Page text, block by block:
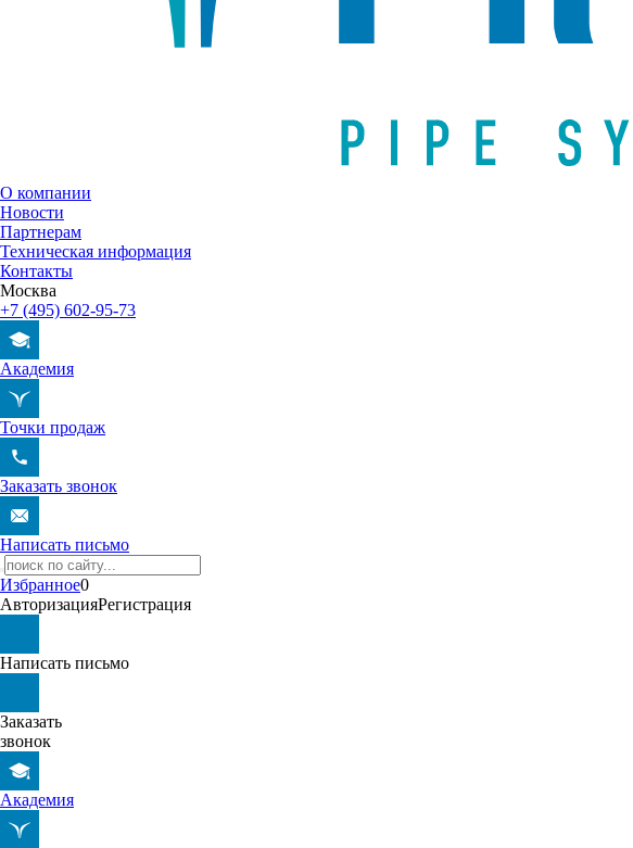
О компании
Новости
Партнерам
Техническая информация
Контакты
Москва
+7 (495) 602-95-73
Академия
Точки продаж
Заказать звонок
Написать письмо
Избранное0
АвторизацияРегистрация
Написать письмо
Заказать
звонок
Академия